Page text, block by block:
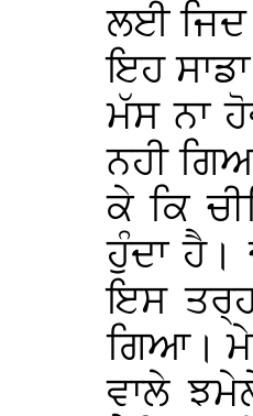
ਲਈ ਜਿਦ
ਇਹ
ਮੱਸ ਨਾ
ਨਹੀ
ਕੇ ਕਿ
ਹੁੰਦਾ ਹੈ।
ਇਸ
ਗਿਆ।
ਵਾਲੇ